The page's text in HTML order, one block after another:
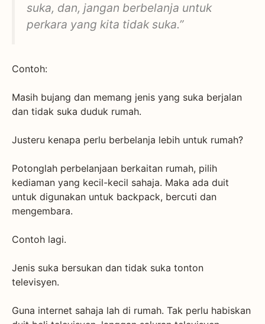
suka, dan, jangan berbelanja untuk
perkara yang kita tidak suka.”
Contoh:
Masih bujang dan memang jenis yang suka berjalan
dan tidak suka duduk rumah.
Justeru kenapa perlu berbelanja lebih untuk rumah?
Potonglah perbelanjaan berkaitan rumah, pilih
kediaman yang kecil-kecil sahaja. Maka ada duit
untuk digunakan untuk backpack, bercuti dan
mengembara.
Contoh lagi.
Jenis suka bersukan dan tidak suka tonton
televisyen.
Guna internet sahaja lah di rumah. Tak perlu habiskan